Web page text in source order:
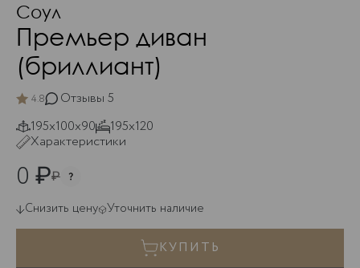
Соул
Премьер диван
(бриллиант)
4.8 Отзывы 5
195х100х90
195х120
Характеристики
0 ₽₽
Снизить цену Уточнить наличие
КУПИТЬ